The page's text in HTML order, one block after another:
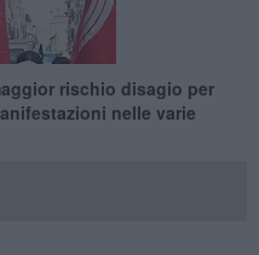
rischio disagio per
nelle varie